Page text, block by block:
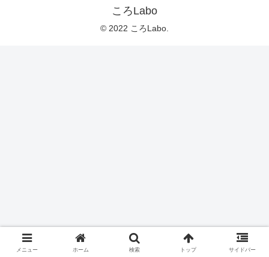
ころLabo
© 2022 ころLabo.
メニュー ホーム 検索 トップ サイドバー